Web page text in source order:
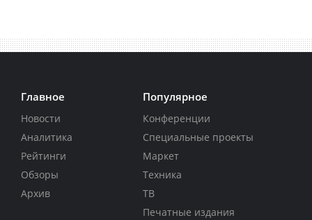
Главное
Новости
Аналитика
Рейтинги
Обзоры
Архив
Популярное
Конференции
Специальные проекты
Маркет
Техника
ТВ
Печатные издания